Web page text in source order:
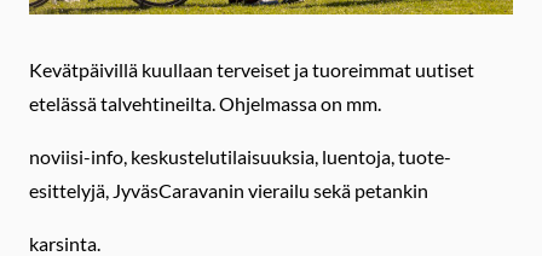
Kevätpäivillä kuullaan terveiset ja tuoreimmat uutiset
etelässä talvehtineilta. Ohjelmassa on mm.
noviisi-info, keskustelutilaisuuksia, luentoja, tuote-
esittelyjä, JyväsCaravanin vierailu sekä petankin
karsinta.